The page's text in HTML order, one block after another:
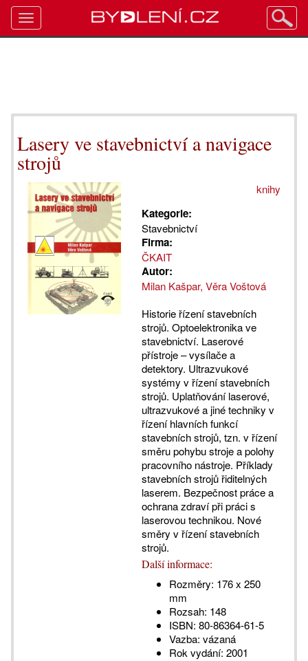
Lasery ve stavebnictví a navigace
strojů
knihy
Kategorie:
Stavebnictví
Firma:
ČKAIT
Autor:
Milan Kašpar, Věra Voštová
Historie řízení stavebních
strojů. Optoelektronika ve
stavebnictví. Laserové
přístroje – vysílače a
detektory. Ultrazvukové
systémy v řízení stavebních
strojů. Uplatňování laserové,
ultrazvukové a jiné techniky v
řízení hlavních funkcí
stavebních strojů, tzn. v řízení
směru pohybu stroje a polohy
pracovního nástroje. Příklady
stavebních strojů řiditelných
laserem. Bezpečnost práce a
ochrana zdraví při práci s
laserovou technikou. Nové
směry v řízení stavebních
strojů.
Další informace:
Rozměry: 176 x 250
mm
Rozsah: 148
ISBN: 80-86364-61-5
Vazba: vázaná
Rok vydání: 2001
Toggle
navigation